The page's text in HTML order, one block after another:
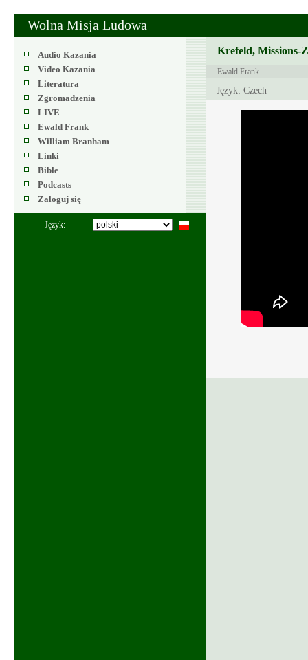
Wolna Misja Ludowa
Audio Kazania
Video Kazania
Literatura
Zgromadzenia
LIVE
Ewald Frank
William Branham
Linki
Bible
Podcasts
Zaloguj się
Język:
Krefeld, Missions-
Ewald Frank
Język: Czech